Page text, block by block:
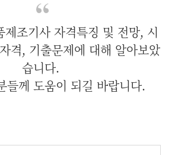
제조기사 자격특징 및 전망, 시
격, 기출문제에 대해 알아보았
습니다.
들께 도움이 되길 바랍니다.